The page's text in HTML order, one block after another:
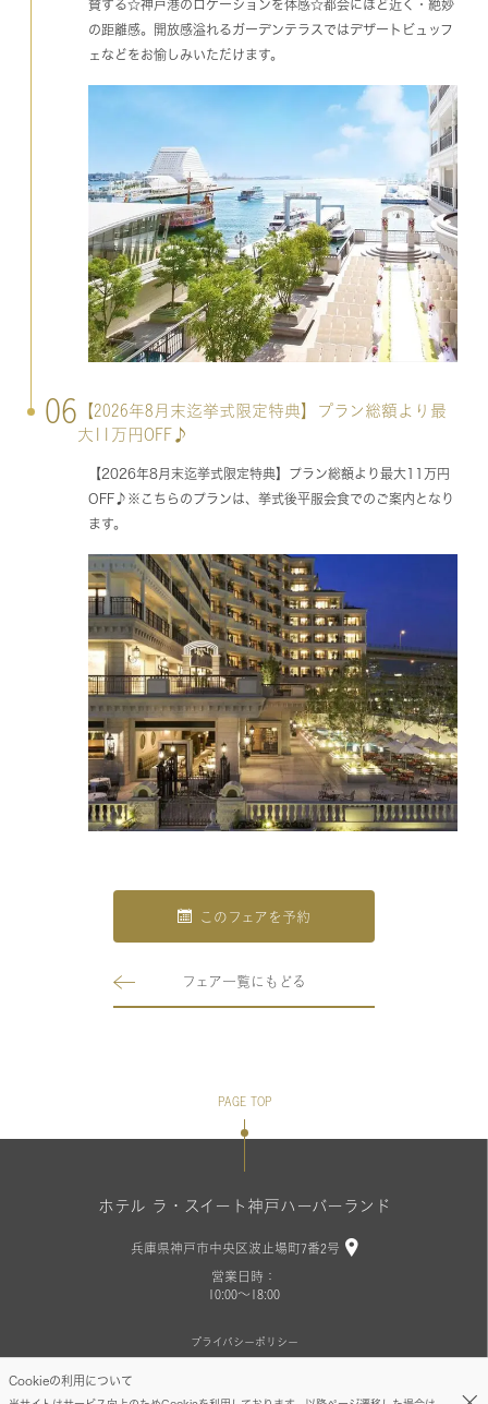
賛する☆神戸港のロケーションを体感☆都会にほど近く・絶妙
の距離感。開放感溢れるガーデンテラスではデザートビュッフ
ェなどをお愉しみいただけます。
06 【2026年8月末迄挙式限定特典】プラン総額より最
大11万円OFF♪
【2026年8月末迄挙式限定特典】プラン総額より最大11万円
OFF♪※こちらのプランは、挙式後平服会食でのご案内となり
ます。
このフェアを予約
フェア一覧にもどる
Cookieの利用について
PAGE TOP
ホテル ラ・スイート神戸ハーバーランド
兵庫県神戸市中央区波止場町7番2号
営業日時：
10:00～18:00
プライバシーポリシー